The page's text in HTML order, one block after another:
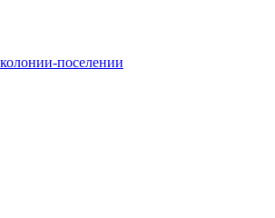
поселении